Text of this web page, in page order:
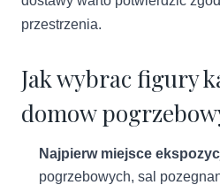
przestrzenia.
Jak wybrac figury
domow
Najpierw miejsce
pogrzebowych, sal